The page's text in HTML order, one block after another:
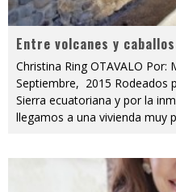
Entre volcanes y caballos
Christina Ring OTAVALO
Septiembre, 2015 Rodeados
Sierra ecuatoriana y por la
llegamos a una vivienda muy